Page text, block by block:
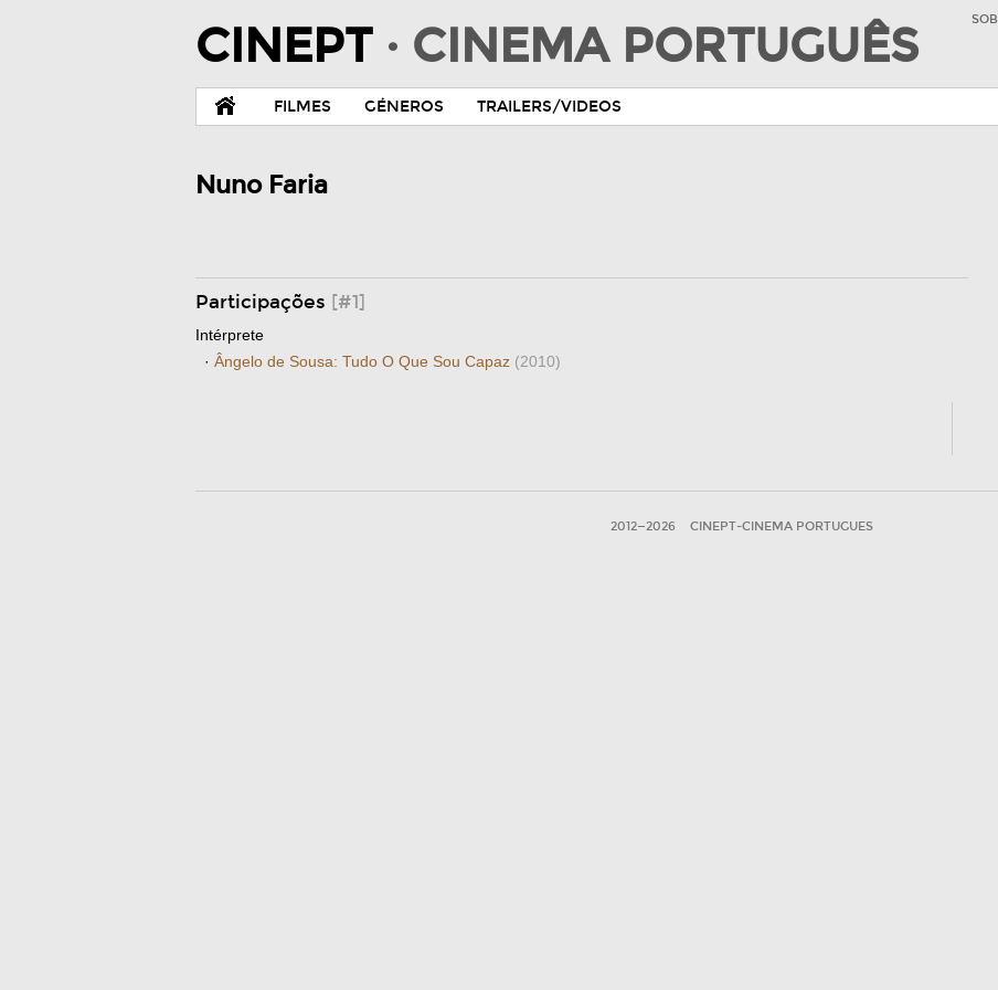
CINEPT · CINEMA PORTUGUÊS
FILMES GÉNEROS TRAILERS/VIDEOS
Nuno Faria
Participações [#1]
Intérprete
· Ângelo de Sousa: Tudo O Que Sou Capaz (2010)
2012—2026 CINEPT-CINEMA PORTUGUES